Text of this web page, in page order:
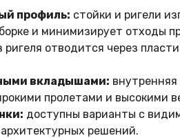
профиль: стойки и ригели
и минимизирует отходы
ригеля отводится через
вкладышами:
пролетами и высокими
доступны варианты с
решений.